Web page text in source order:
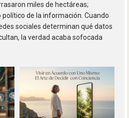
miles de hectáreas;
de la información. Cuando
sociales determinan qué datos
la verdad acaba sofocada